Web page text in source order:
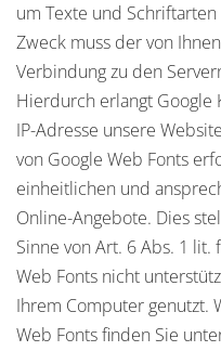
um Texte und
Zweck muss der von
Verbindung zu den
Hierdurch erlangt Google
IP-Adresse unsere
von Google Web Fonts
einheitlichen und
Online-Angebote. Dies
Sinne von Art. 6 Abs. 1 lit.
Web Fonts nicht
Ihrem Computer genutzt.
Web Fonts finden Sie